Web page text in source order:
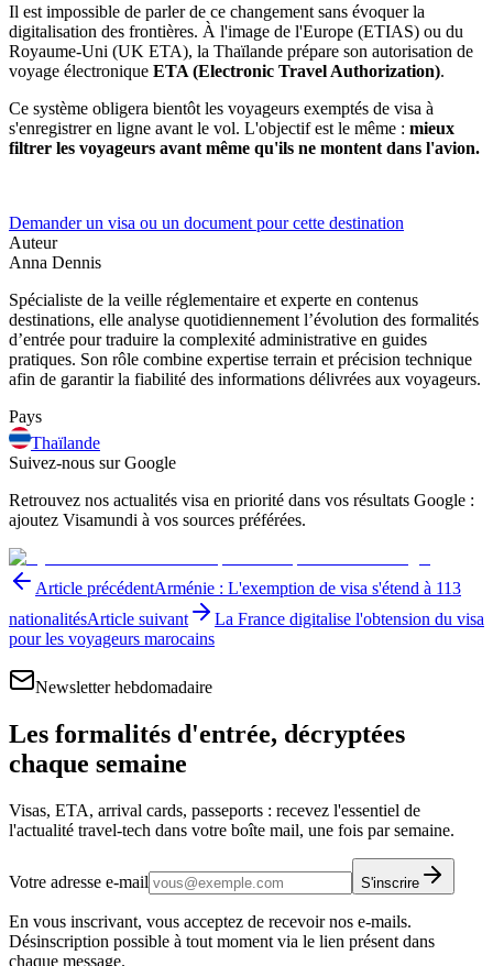
Il est impossible de parler de ce changement sans évoquer la
digitalisation des frontières. À l'image de l'Europe (ETIAS) ou du
Royaume-Uni (UK ETA), la Thaïlande prépare son autorisation de
voyage électronique ETA (Electronic Travel Authorization).
Ce système obligera bientôt les voyageurs exemptés de visa à
s'enregistrer en ligne avant le vol. L'objectif est le même : mieux
filtrer les voyageurs avant même qu'ils ne montent dans l'avion.
Demander un visa ou un document pour cette destination
Auteur
Anna Dennis
Spécialiste de la veille réglementaire et experte en contenus
destinations, elle analyse quotidiennement l’évolution des formalités
d’entrée pour traduire la complexité administrative en guides
pratiques. Son rôle combine expertise terrain et précision technique
afin de garantir la fiabilité des informations délivrées aux voyageurs.
Pays
Thaïlande
Suivez-nous sur Google
Retrouvez nos actualités visa en priorité dans vos résultats Google :
ajoutez Visamundi à vos sources préférées.
Article précédentArménie : L'exemption de visa s'étend à 113
nationalitésArticle suivant
La France digitalise l'obtension du visa
pour les voyageurs marocains
Newsletter hebdomadaire
Les formalités d'entrée, décryptées
chaque semaine
Visas, ETA, arrival cards, passeports : recevez l'essentiel de
l'actualité travel-tech dans votre boîte mail, une fois par semaine.
Votre adresse e-mail S'inscrire
En vous inscrivant, vous acceptez de recevoir nos e-mails.
Désinscription possible à tout moment via le lien présent dans
chaque message.